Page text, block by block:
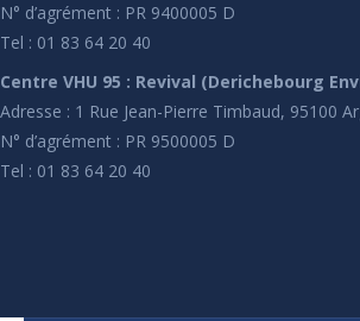
N° d’agrément : PR 9400005 D
Tel : 01 83 64 20 40
Centre VHU 95 : Revival (Derichebourg
Adresse : 1 Rue Jean-Pierre Timbaud, 95100
N° d’agrément : PR 9500005 D
Tel : 01 83 64 20 40